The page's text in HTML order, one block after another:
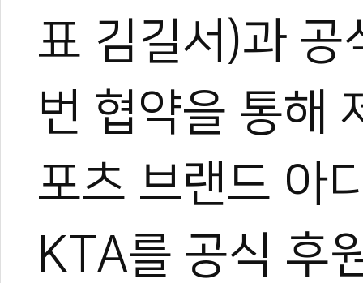
표 김길서)과 공
번 협약을 통해
포츠 브랜드 아
KTA를 공식 후